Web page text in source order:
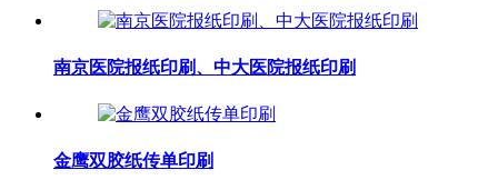
南京医院报纸印刷、中大医院报纸印刷
金鹰双胶纸传单印刷